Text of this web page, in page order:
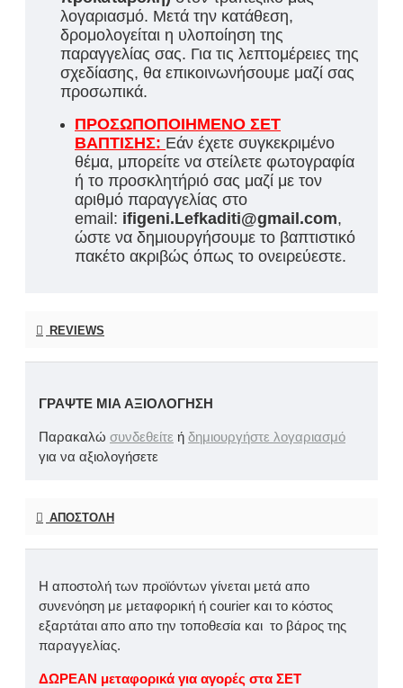
λογαριασμό. Μετά την κατάθεση,
δρομολογείται η υλοποίηση της
παραγγελίας σας. Για τις λεπτομέρειες της
σχεδίασης, θα επικοινωνήσουμε μαζί σας
προσωπικά.
ΠΡΟΣΩΠΟΠΟΙΗΜΕΝΟ ΣΕΤ
ΒΑΠΤΙΣΗΣ: Εάν έχετε συγκεκριμένο
θέμα, μπορείτε να στείλετε φωτογραφία
ή το προσκλητήριό σας μαζί με τον
αριθμό παραγγελίας στο
email: ifigeni.Lefkaditi@gmail.com,
ώστε να δημιουργήσουμε το βαπτιστικό
πακέτο ακριβώς όπως το ονειρεύεστε.
REVIEWS
ΓΡΆΨΤΕ ΜΙΑ ΑΞΙΟΛΌΓΗΣΗ
Παρακαλώ συνδεθείτε ή δημιουργήστε λογαριασμό
για να αξιολογήσετε
ΑΠΟΣΤΟΛΉ
Η αποστολή των προϊόντων γίνεται μετά απο
συνενόηση με μεταφορική ή courier και το κόστος
εξαρτάται απο απο την τοποθεσία και το βάρος της
παραγγελίας.
ΔΩΡΕΑΝ μεταφορικά για αγορές στα ΣΕΤ